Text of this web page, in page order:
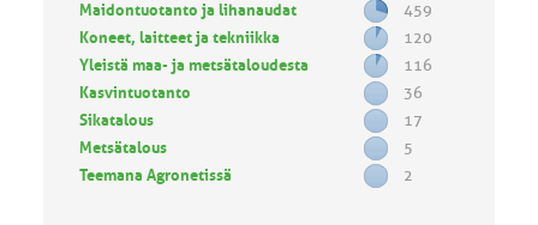
Maidontuotanto ja lihanaudat
459
Koneet, laitteet ja tekniikka
120
Yleistä maa- ja metsätaloudesta
116
Kasvintuotanto
36
Sikatalous
17
Metsätalous
5
Teemana Agronetissä
2